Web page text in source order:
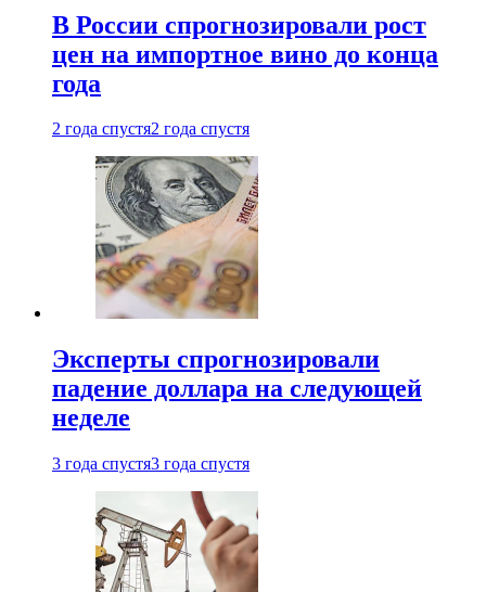
В России спрогнозировали рост
цен на импортное вино до конца
года
2 года спустя2 года спустя
Эксперты спрогнозировали
падение доллара на следующей
неделе
3 года спустя3 года спустя